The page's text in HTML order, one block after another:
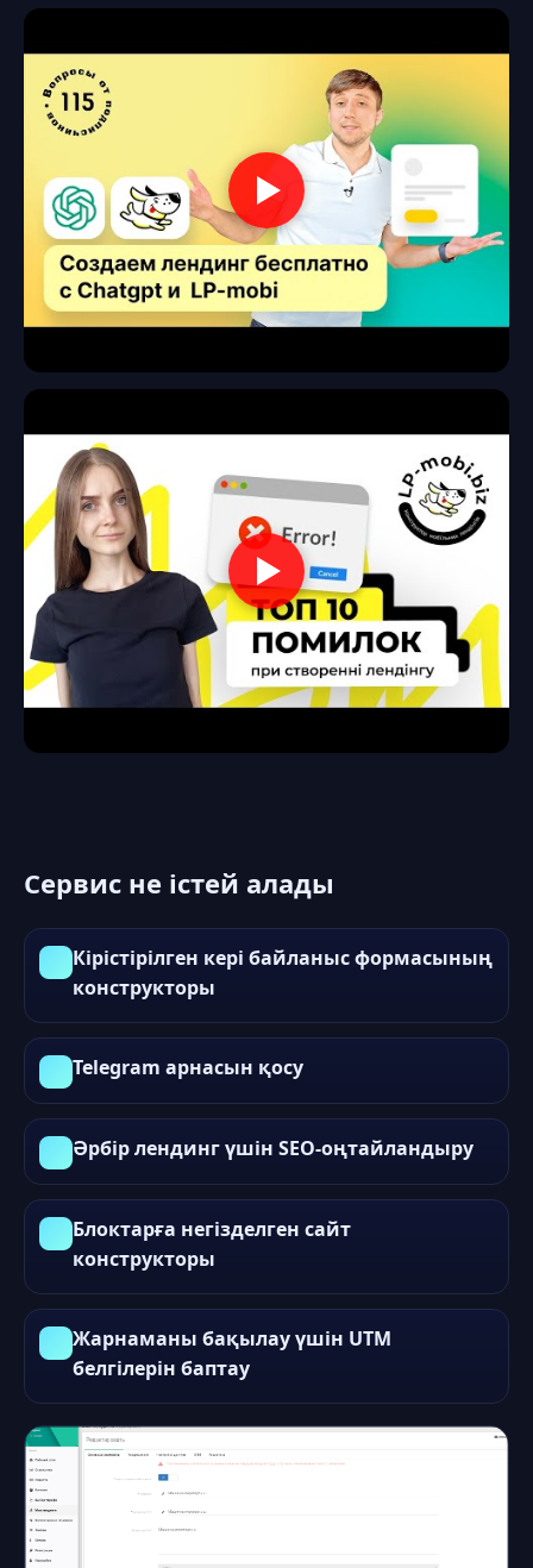
Сервис не істей алады
Кірістірілген кері байланыс формасының
конструкторы
Telegram арнасын қосу
Әрбір лендинг үшін SEO-оңтайландыру
Блоктарға негізделген сайт
конструкторы
Жарнаманы бақылау үшін UTM
белгілерін баптау